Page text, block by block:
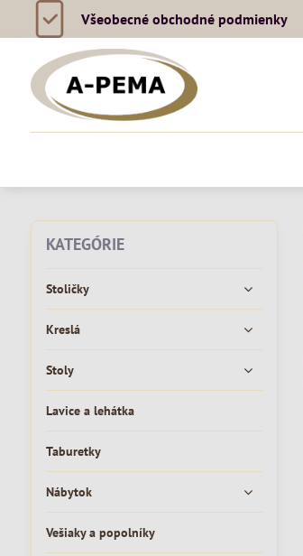
Všeobecné obchodné podmienky
KATEGÓRIE
Stoličky
Kreslá
Stoly
Lavice a lehátka
Taburetky
Nábytok
Vešiaky a popolníky